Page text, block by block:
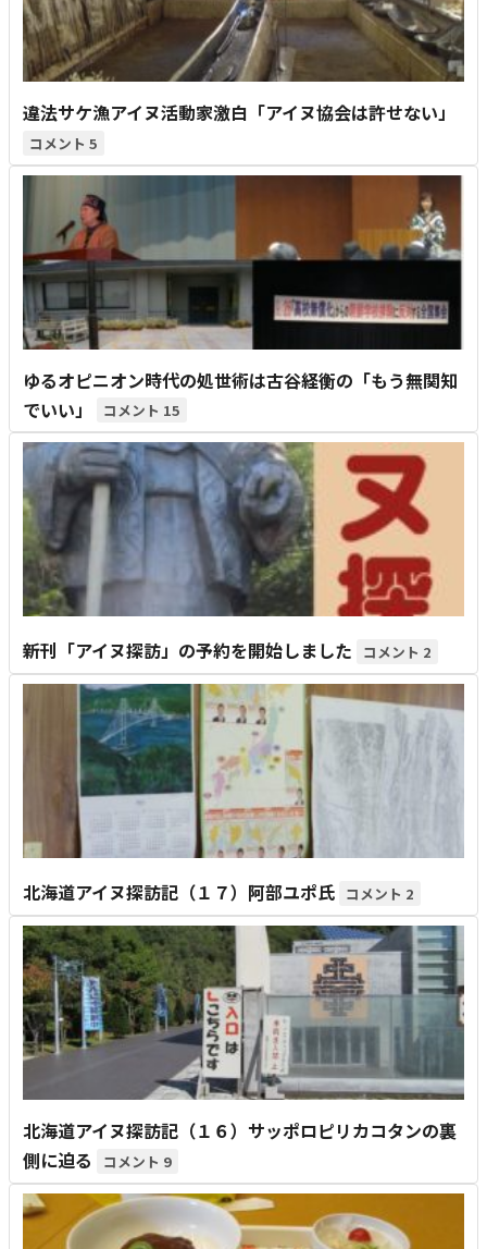
違法サケ漁アイヌ活動家激白「アイヌ協会は許せない」
5
ゆるオピニオン時代の処世術は古谷経衡の「もう無関知
でいい」
15
新刊「アイヌ探訪」の予約を開始しました 2
北海道アイヌ探訪記（１７）阿部ユポ氏 2
北海道アイヌ探訪記（１６）サッポロピリカコタンの裏
側に迫る
9